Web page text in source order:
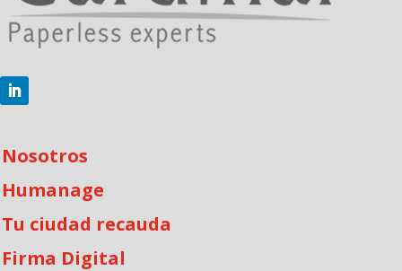
Nosotros
Humanage
Tu ciudad recauda
Firma Digital